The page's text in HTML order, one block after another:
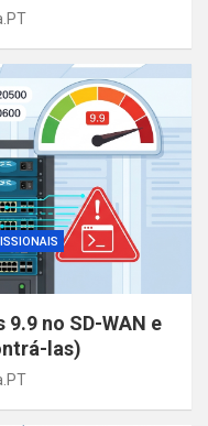
no SD-WAN e
las)